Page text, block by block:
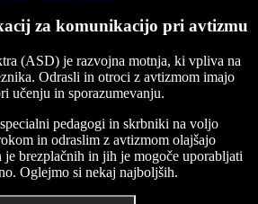
za komunikacijo pri avtizmu
(ASD) je razvojna motnja, ki vpliva na
Odrasli in otroci z avtizmom imajo
učenju in sporazumevanju.
pedagogi in skrbniki na voljo
in odraslim z avtizmom olajšajo
brezplačnih in jih je mogoče uporabljati
Oglejmo si nekaj najboljših.